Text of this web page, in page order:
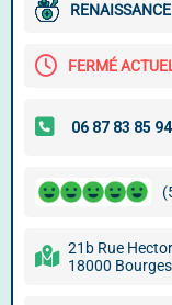
FERMÉ
21b Rue
18000 Bourges